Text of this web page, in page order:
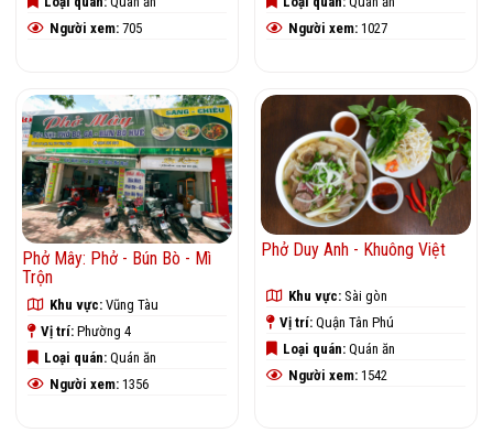
Người xem: 705
Người xem: 1027
Phở Mây: Phở - Bún Bò - Mì
Trộn
Khu vực: Vũng Tàu
Vị trí: Phường 4
Loại quán: Quán ăn
Người xem: 1356
Phở Duy Anh - Khuông Việt
Khu vực: Sài gòn
Vị trí: Quận Tân Phú
Loại quán: Quán ăn
Người xem: 1542